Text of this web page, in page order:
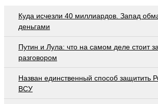
Куда исчезли 40 миллиардов. Запад
деньгами
Путин и Лула: что на самом деле стоит
разговором
Назван единственный способ защитить
ВСУ